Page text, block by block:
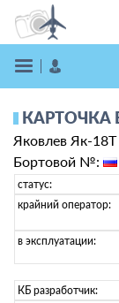
КАРТОЧКА
Яковлев Як-18Т
Бортовой №:
статус:
крайний оператор:
в эксплуатации:
КБ разработчик: